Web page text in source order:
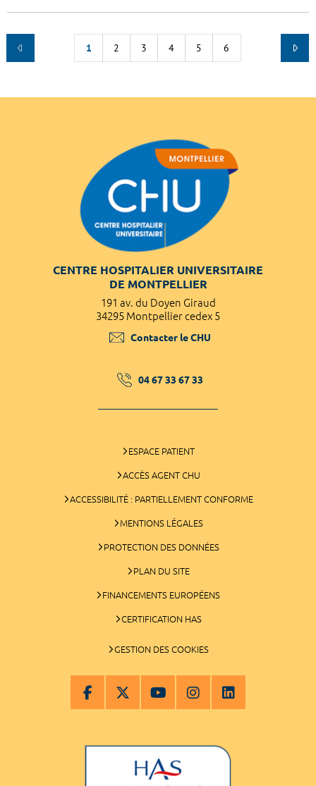
1 2 3 4 5 6
CENTRE HOSPITALIER UNIVERSITAIRE
DE MONTPELLIER
191 av. du Doyen Giraud
34295 Montpellier cedex 5
Contacter le CHU
04 67 33 67 33
ESPACE PATIENT
ACCÈS AGENT CHU
ACCESSIBILITÉ : PARTIELLEMENT CONFORME
MENTIONS LÉGALES
PROTECTION DES DONNÉES
PLAN DU SITE
FINANCEMENTS EUROPÉENS
CERTIFICATION HAS
GESTION DES COOKIES